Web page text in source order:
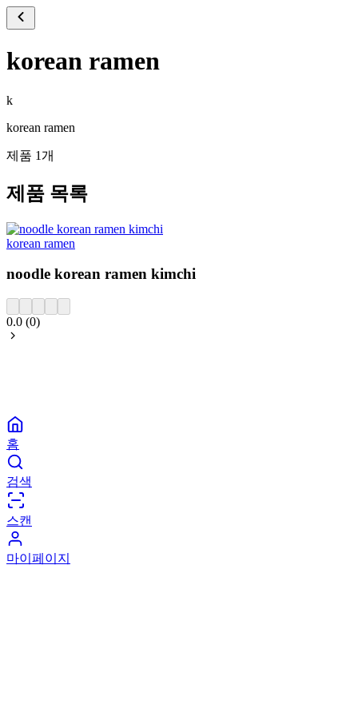
korean ramen
k
korean ramen
제품 1개
제품 목록
korean ramen
noodle korean ramen kimchi
0.0 (0)
홈
검색
스캔
마이페이지